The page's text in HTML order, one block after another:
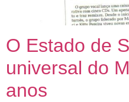
O Estado de
universal do
anos
Três
anos